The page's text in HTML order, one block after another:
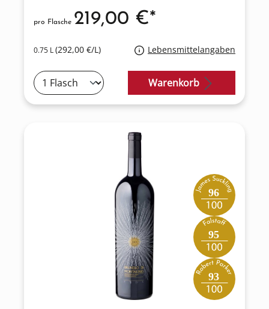
0.75 L(292,00 €/L) Lebensmittelangaben
pro Flasche 219,00 €*
Warenkorb
96
95
93